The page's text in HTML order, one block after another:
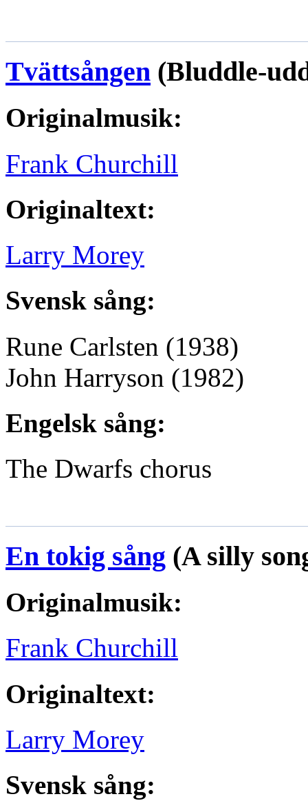
Tvättsången (Bluddle-
Originalmusik:
Frank Churchill
Originaltext:
Larry Morey
Svensk sång:
Rune Carlsten (1938)
John Harryson (1982)
Engelsk sång:
The Dwarfs chorus
En tokig sång (A silly
Originalmusik:
Frank Churchill
Originaltext:
Larry Morey
Svensk sång: